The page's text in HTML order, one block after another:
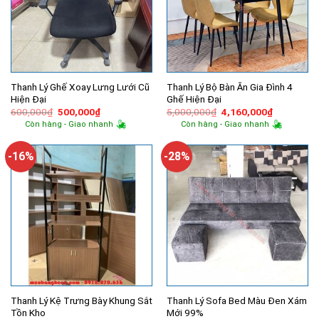
Thanh Lý Ghế Xoay Lưng Lưới Cũ
Hiện Đại
600,000₫ Giá
gốc
là:
500,000₫Giá
hiện
tại
500,000₫.
Còn hàng - Giao nhanh
Thanh Lý Bộ Bàn Ăn Gia Đình 4
Ghế Hiện Đại
5,000,000₫ Giá
gốc
là:
4,160,000₫Giá
hiện
tại
Còn hàng - Giao nhanh
-16%
Thanh Lý Kệ Trưng Bày Khung Sắt
Tồn Kho
-28%
Thanh Lý Sofa Bed Màu Đen Xám
Mới 99%